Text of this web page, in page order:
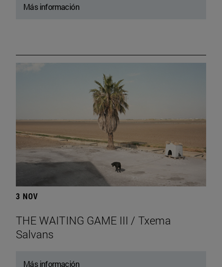
Más información
3 NOV
THE WAITING GAME III / Txema
Salvans
Más información